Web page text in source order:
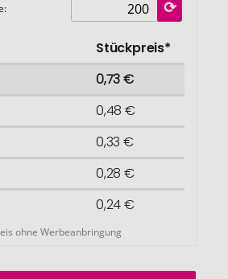
Stückpreis*
0,73 €
0,48 €
0,33 €
0,28 €
0,24 €
ohne Werbeanbringung